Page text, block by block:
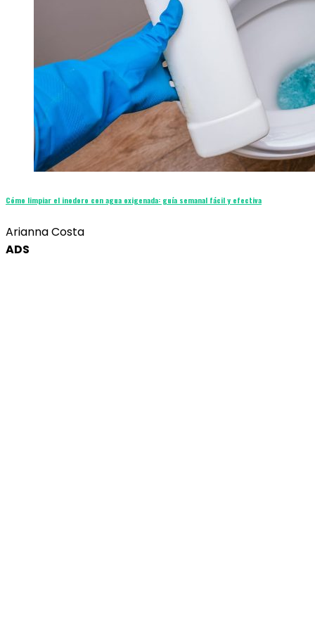
Cómo limpiar el inodoro con agua oxigenada: guía semanal fácil y efectiva
Arianna Costa
ADS